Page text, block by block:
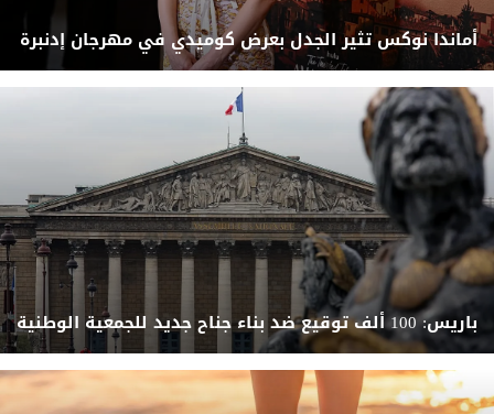
أماندا نوكس تثير الجدل بعرض كوميدي في مهرجان إدنبرة
باريس: 100 ألف توقيع ضد بناء جناح جديد للجمعية الوطنية